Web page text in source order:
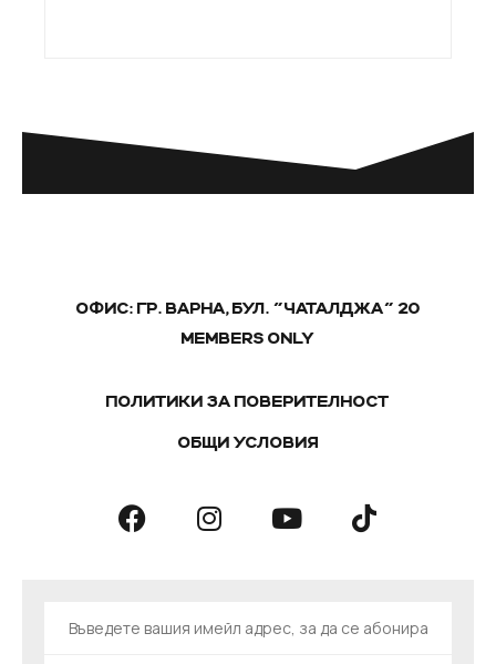
ОФИС: ГР. ВАРНА, БУЛ. "ЧАТАЛДЖА" 20
MEMBERS ONLY
ПОЛИТИКИ ЗА ПОВЕРИТЕЛНОСТ
ОБЩИ УСЛОВИЯ